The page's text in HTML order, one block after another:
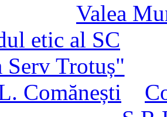
Valea